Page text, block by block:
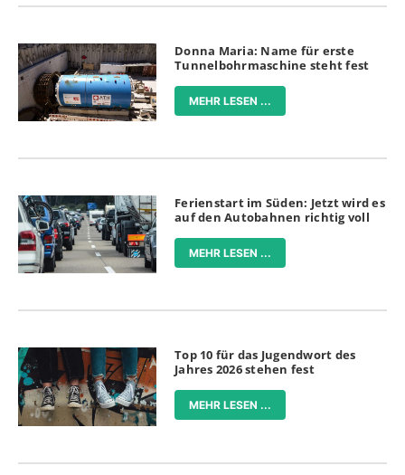
Donna Maria: Name für erste
Tunnelbohrmaschine steht fest
MEHR LESEN ...
Ferienstart im Süden: Jetzt wird es
auf den Autobahnen richtig voll
MEHR LESEN ...
Top 10 für das Jugendwort des
Jahres 2026 stehen fest
MEHR LESEN ...